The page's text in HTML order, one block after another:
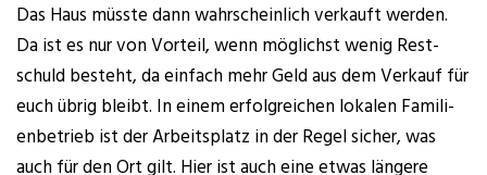
Das Haus müss­te dann wahr­schein­lich ver­kauft wer­den.
Da ist es nur von Vor­teil, wenn mög­lichst wenig Rest­
schuld besteht, da ein­fach mehr Geld aus dem Ver­kauf für
euch übrig bleibt. In einem erfolg­rei­chen loka­len Fami­li­
en­be­trieb ist der Arbeits­platz in der Regel sicher, was
auch für den Ort gilt. Hier ist auch eine etwas län­ge­re